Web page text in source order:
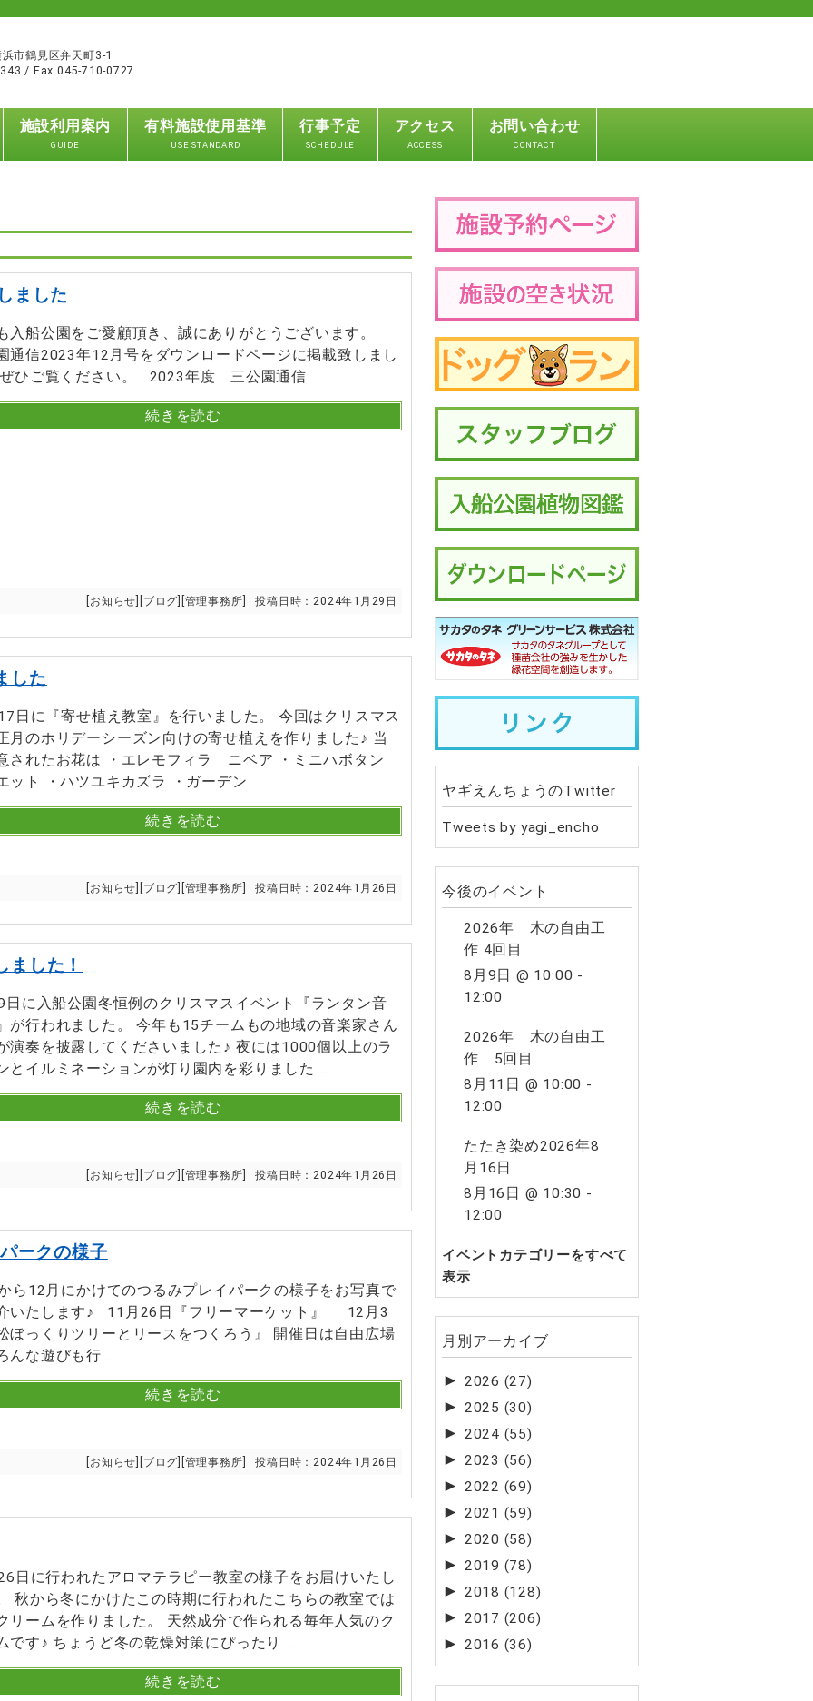
市鶴見区弁天町3-1
/ Fax.045-710-0727
施設利用案内
GUIDE
有料施設使用基準
USE STANDARD
行事予定
SCHEDULE
アクセス
ACCESS
お問い合わせ
CONTACT
ました
入船公園をご愛顧頂き、誠にありがとうございます。
通信2023年12月号をダウンロードページに掲載致しまし
ひご覧ください。 2023年度 三公園通信
続きを読む
お知らせ ブログ 管理事務所 投稿日時：2024年1月29日
した
日に『寄せ植え教室』を行いました。 今回はクリスマス
月のホリデーシーズン向けの寄せ植えを作りました♪ 当
されたお花は ・エレモフィラ ニベア ・ミニハボタン
ット ・ハツユキカズラ ・ガーデン ...
続きを読む
お知らせ ブログ 管理事務所 投稿日時：2024年1月26日
ました！
日に入船公園冬恒例のクリスマスイベント『ランタン音
が行われました。 今年も15チームもの地域の音楽家さん
演奏を披露してくださいました♪ 夜には1000個以上のラ
とイルミネーションが灯り園内を彩りました ...
続きを読む
お知らせ ブログ 管理事務所 投稿日時：2024年1月26日
ークの様子
ら12月にかけてのつるみプレイパークの様子をお写真で
いたします♪ 11月26日『フリーマーケット』 12月3
ぼっくりツリーとリースをつくろう』 開催日は自由広場
んな遊びも行 ...
続きを読む
お知らせ ブログ 管理事務所 投稿日時：2024年1月26日
日に行われたアロマテラピー教室の様子をお届けいたし
秋から冬にかけたこの時期に行われたこちらの教室では
リームを作りました。 天然成分で作られる毎年人気のク
です♪ ちょうど冬の乾燥対策にぴったり ...
続きを読む
ヤギえんちょうのTwitter
Tweets by yagi_encho
今後のイベント
2026年 木の自由工
作 4回目
8月9日 @ 10:00 -
12:00
2026年 木の自由工
作 5回目
8月11日 @ 10:00 -
12:00
たたき染め2026年8
月16日
8月16日 @ 10:30 -
12:00
イベントカテゴリーをすべて
表示
月別アーカイブ
► 2026 (27)
► 2025 (30)
► 2024 (55)
► 2023 (56)
► 2022 (69)
► 2021 (59)
► 2020 (58)
► 2019 (78)
► 2018 (128)
► 2017 (206)
► 2016 (36)